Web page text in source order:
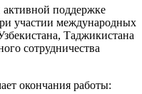
поддержке
участии международных
Таджикистана
сотрудничества
окончания работы: